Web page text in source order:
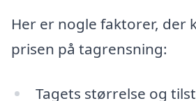
Her er nogle faktorer, der
prisen på tagrensning:
Tagets størrelse og